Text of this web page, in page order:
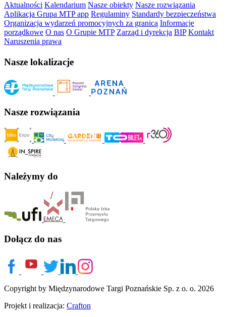
Aktualności Kalendarium Nasze obiekty Nasze rozwiązania
Aplikacja Grupa MTP app Regulaminy Standardy bezpieczeństwa
Organizacja wydarzeń promocyjnych za granicą Informacje
porządkowe O nas O Grupie MTP Zarząd i dyrekcja BIP Kontakt
Naruszenia prawa
Nasze lokalizacje
Nasze rozwiązania
Należymy do
Dołącz do nas
Copyright by Międzynarodowe Targi Poznańskie Sp. z o. o. 2026
Projekt i realizacja: Crafton